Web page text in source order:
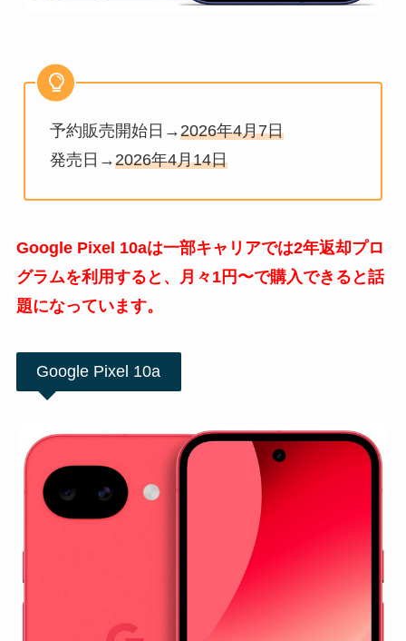
予約販売開始日→2026年4月7日
発売日→2026年4月14日
Google Pixel 10aは一部キャリアでは2年返却プロ
グラムを利用すると、月々1円〜で購入できると話
題になっています。
Google Pixel 10a